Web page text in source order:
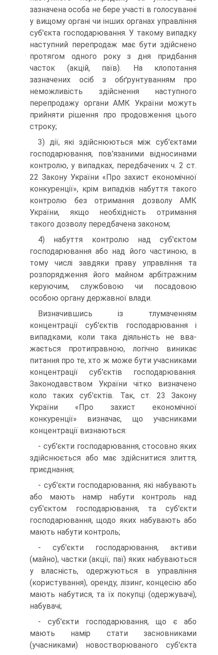
зазначена особа не бере участі в голо­суванні
у вищому органі чи інших органах управління
суб'єкта господарювання. У такому випадку
наступний пе­репродаж має бути здійснено
протягом одного року з дня придбання
часток (акцій, паїв). На клопотання
зазначених осіб з обґрунтуванням про
неможливість здійснення наступ­ного
перепродажу органи АМК України можуть
прийняти рішення про продовження цього
строку;
3) дії, які здійснюються між суб'єктами
господарюван­ня, пов'язаними відносинами
контролю, у випадках, перед­бачених ч. 2 ст.
22 Закону України «Про захист економічної
конкуренції», крім випадків набуття такого
контролю без отримання дозволу АМК
України, якщо необхідність отри­мання
такого дозволу передбачена законом;
4) набуття контролю над суб'єктом
господарювання або над його частиною, в
тому числі завдяки праву управління та
розпорядження його майном арбітражним
керуючим, службо­вою чи посадовою
особою органу державної влади.
Визначившись із тлумаченням
концентрації суб'єктів господарювання і
випадками, коли така діяльність не вва­
жається протиправною, логічно виникає
питання про те, хто ж може бути учасниками
концентрації суб'єктів госпо­дарювання.
Законодавством України чітко визначено
коло таких суб'єктів. Так, ст. 23 Закону
України «Про захист еко­номічної
конкуренції» визначає, що учасниками
концент­рації визнаються:
- суб'єкти господарювання, стосовно яких
здійснюється або має здійснитися злиття,
приєднання;
- суб'єкти господарювання, які набувають
або мають намір набути контроль над
суб'єктом господарювання, та суб'єкти
господарювання, щодо яких набувають або
мають набути контроль;
- суб'єкти господарювання, активи
(майно), частки (акції, паї) яких набуваються
у власність, одержуються в управлін­ня
(користування), оренду, лізинг, концесію або
мають набу­тися, та їх покупці (одержувачі),
набувачі;
- суб'єкти господарювання, що є або
мають намір стати засновниками
(учасниками) новостворюваного суб'єкта